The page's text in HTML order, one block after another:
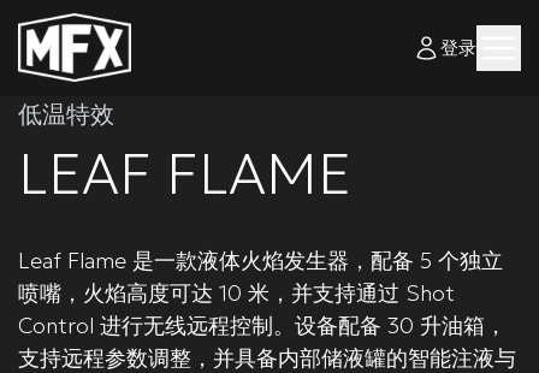
登录
低温特效
LEAF FLAME
Leaf Flame 是一款液体火焰发生器，配备 5 个独立
喷嘴，火焰高度可达 10 米，并支持通过 Shot
Control 进行无线远程控制。设备配备 30 升油箱，
支持远程参数调整，并具备内部储液罐的智能注液与